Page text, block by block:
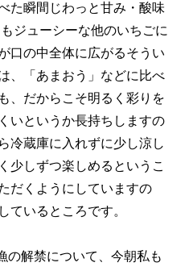
た瞬間じわっと甘み・酸味
ジューシーな他のいちごに
口の中全体に広がるそうい
、「あまおう」などに比べ
、だからこそ明るく彩りを
いというか長持ちしますの
冷蔵庫に入れずに少し涼し
少しずつ楽しめるというこ
だくようにしていますの
ているところです。
の解禁について、今朝私も